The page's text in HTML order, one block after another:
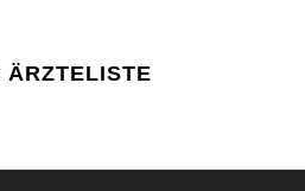
ÄRZTELISTE